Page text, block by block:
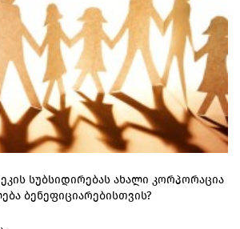
სუბსიდირებას ახალი კორპორაცია
ბენეფიციარებისთვის?